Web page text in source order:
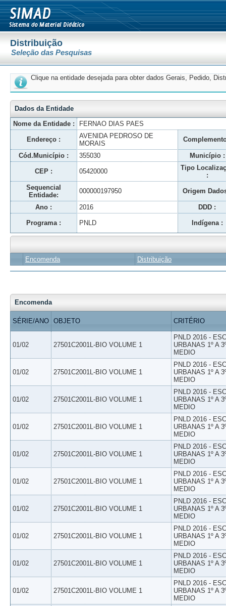
Distribuição
Seleção das Pesquisas
Clique na entidade desejada para obter dados Gerais, Pedido,
Dados da Entidade
Nome da Entidade :
FERNAO DIAS PAES
Endereço :
AVENIDA PEDROSO DE
MORAIS
Cód.Município : 355030 Município :
CEP : 05420000
Tipo
:
Sequencial
Entidade:
000000197950 Origem
Ano : 2016 DDD :
Programa : PNLD Indígena :
Encomenda Distribuição
Encomenda
SÉRIE/ANO OBJETO CRITÉRIO
01/02 27501C2001L-BIO VOLUME 1
PNLD 2016 -
URBANAS 1º A
MEDIO
01/02 27501C2001L-BIO VOLUME 1
PNLD 2016 -
URBANAS 1º A
MEDIO
01/02 27501C2001L-BIO VOLUME 1
PNLD 2016 -
URBANAS 1º A
MEDIO
01/02 27501C2001L-BIO VOLUME 1
PNLD 2016 -
URBANAS 1º A
MEDIO
01/02 27501C2001L-BIO VOLUME 1
PNLD 2016 -
URBANAS 1º A
MEDIO
01/02 27501C2001L-BIO VOLUME 1
PNLD 2016 -
URBANAS 1º A
MEDIO
01/02 27501C2001L-BIO VOLUME 1
PNLD 2016 -
URBANAS 1º A
MEDIO
01/02 27501C2001L-BIO VOLUME 1
PNLD 2016 -
URBANAS 1º A
MEDIO
01/02 27501C2001L-BIO VOLUME 1
PNLD 2016 -
URBANAS 1º A
MEDIO
01/02 27501C2001L-BIO VOLUME 1
PNLD 2016 -
URBANAS 1º A
MEDIO